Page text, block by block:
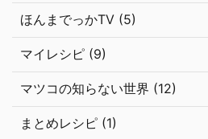
ほんまでっかTV (5)
マイレシピ (9)
マツコの知らない世界 (12)
まとめレシピ (1)